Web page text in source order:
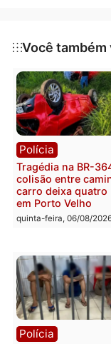
população local.
Categorias
Justiça
Você
Polícia
Tragédia na BR-